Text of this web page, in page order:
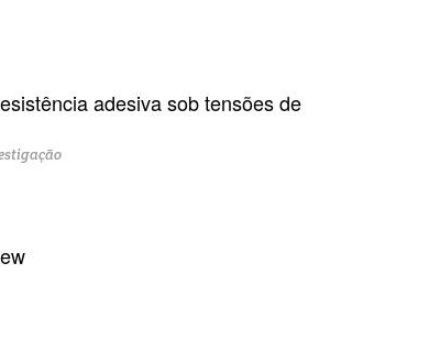
adesiva sob tensões de